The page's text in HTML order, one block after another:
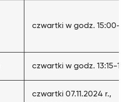
czwartki w godz. 15:00-
czwartki w godz. 13:15-
czwartki 07.11.2024 r.,